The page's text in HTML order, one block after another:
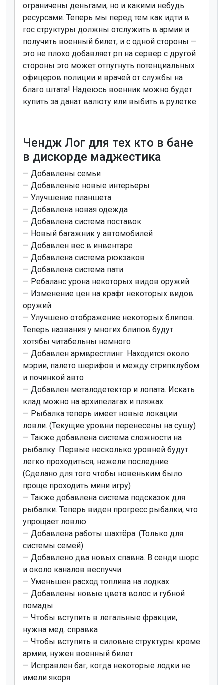
ограничены деньгами, но и какими небудь
ресурсами. Теперь мы перед тем как идти в
гос структуры должны отслужить в армии и
получить военный билет, и с одной стороны —
это не плохо добавляет рп на сервер с другой
стороны это может отпугнуть потенциальных
офицеров полиции и врачей от службы на
благо штата! Надеюсь военник можно будет
купить за данат валюту или выбить в рулетке.
Чендж Лог для тех кто в бане
в дискорде маджестика
— Добавлены семьи
— Добавленые новые интерьеры
— Улучшение планшета
— Добавлена новая одежда
— Добавлена система поставок
— Новый багажник у автомобилей
— Добавлен вес в инвентаре
— Добавлена система рюкзаков
— Добавлена система пати
— Ребаланс урона некоторых видов оружий
— Изменение цен на крафт некоторых видов
оружий
— Улучшено отображение некоторых блипов.
Теперь названия у многих блипов будут
хотябы читабельны немного
— Добавлен армврестлинг. Находится около
мэрии, палето шерифов и между стрипклубом
и починкой авто
— Добавлен металодетектор и лопата. Искать
клад можно на архипелагах и пляжах
— Рыбалка теперь имеет новые локации
ловли. (Текущие уровни перенесены на сушу)
— Также добавлена система сложности на
рыбалку. Первые несколько уровней будут
легко проходиться, нежели последние
(Сделано для того чтобы новеньким было
проще проходить мини игру)
— Также добавлена система подсказок для
рыбалки. Теперь виден прогресс рыбалки, что
упрощает ловлю
— Добавлена работы шахтёра. (Только для
системы семей)
— Добавлено два новых спавна. В сенди шорс
и около каналов веспуччи
— Уменьшен расход топлива на лодках
— Добавлены новые цвета волос и губной
помады
— Чтобы вступить в легальные фракции,
нужна мед. справка
— Чтобы вступить в силовые структуры кроме
армии, нужен военный билет.
— Исправлен баг, когда некоторые лодки не
имели якоря